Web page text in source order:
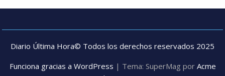
Diario Última Hora© Todos los derechos reservados 2025
Funciona gracias a WordPress | Tema: SuperMag por Acme